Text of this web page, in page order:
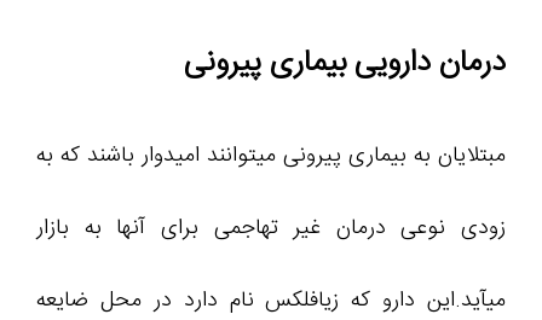
درمان دارویی بیماری پیرونی
مبتلایان به بیماری پیرونی میتوانند امیدوار باشند که به
زودی نوعی درمان غیر تهاجمی برای آنها به بازار
میآید.این دارو که زیافلکس نام دارد در محل ضایعه